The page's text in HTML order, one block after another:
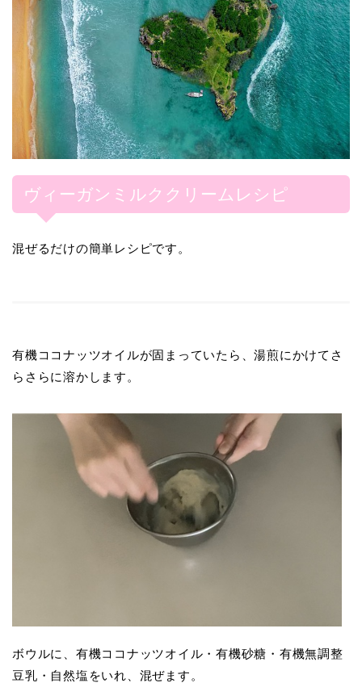
ヴィーガンミルククリームレシピ
混ぜるだけの簡単レシピです。
有機ココナッツオイルが固まっていたら、湯煎にかけてさ
らさらに溶かします。
ボウルに、有機ココナッツオイル・有機砂糖・有機無調整
豆乳・自然塩をいれ、混ぜます。